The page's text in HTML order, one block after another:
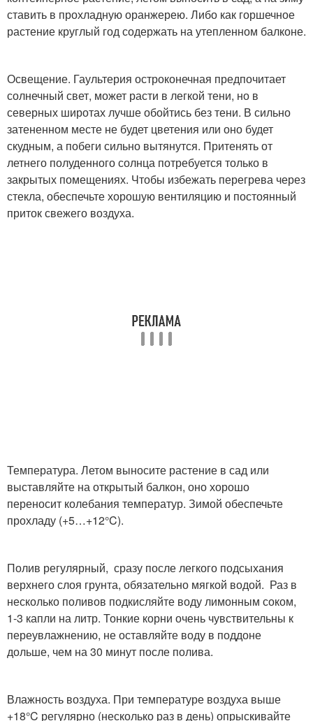
ставить в прохладную оранжерею. Либо как горшечное
растение круглый год содержать на утепленном балконе.
Освещение. Гаультерия остроконечная предпочитает
солнечный свет, может расти в легкой тени, но в
северных широтах лучше обойтись без тени. В сильно
затененном месте не будет цветения или оно будет
скудным, а побеги сильно вытянутся. Притенять от
летнего полуденного солнца потребуется только в
закрытых помещениях. Чтобы избежать перегрева через
стекла, обеспечьте хорошую вентиляцию и постоянный
приток свежего воздуха.
Температура. Летом выносите растение в сад или
выставляйте на открытый балкон, оно хорошо
переносит колебания температур. Зимой обеспечьте
прохладу (+5…+12°C).
Полив регулярный, сразу после легкого подсыхания
верхнего слоя грунта, обязательно мягкой водой. Раз в
несколько поливов подкисляйте воду лимонным соком,
1-3 капли на литр. Тонкие корни очень чувствительны к
переувлажнению, не оставляйте воду в поддоне
дольше, чем на 30 минут после полива.
Влажность воздуха. При температуре воздуха выше
+18°C регулярно (несколько раз в день) опрыскивайте